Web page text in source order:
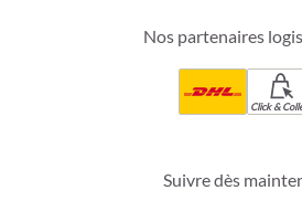
Nos partenaires
Click &
Suivre dès